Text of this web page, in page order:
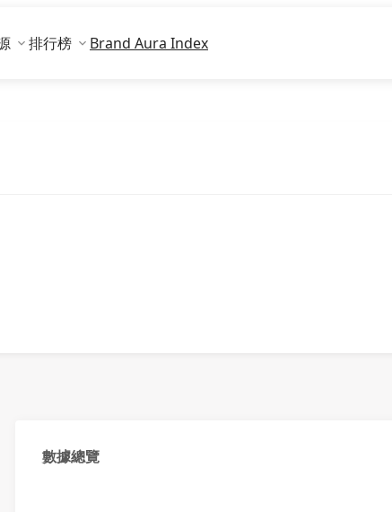
排行榜 Brand Aura Index
數據總覽